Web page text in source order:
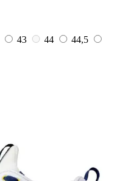
43 44
44,5